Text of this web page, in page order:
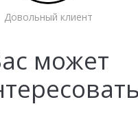
Довольный клиент
может